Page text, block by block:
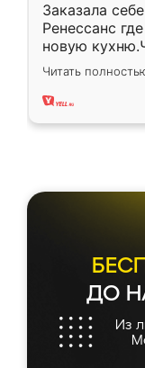
Заказала
Ренессанс
новую
вполне
два года,
Читать
ДО
Из